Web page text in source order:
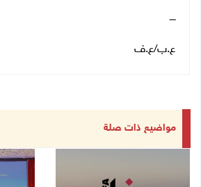
ــــ
ع.ب/ع.ف
مواضيع ذات صلة